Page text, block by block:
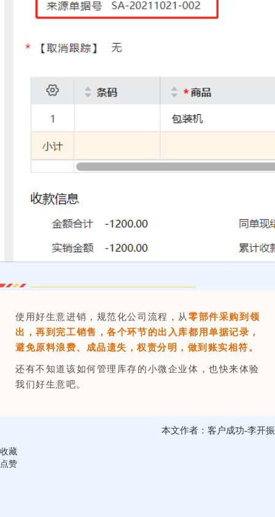
使用好生意进销，规范化公司流程，从 零部件采购到领
出，再到完工销售，各个环节的出入库都用单据记录，
避免原料浪费、成品遗失，权责分明，做到账实相符。
还有不知道该如何管理库存的小微企业体，也快来体验
我们好生意吧。
本文作者：客户成功-李开振
收藏
点赞